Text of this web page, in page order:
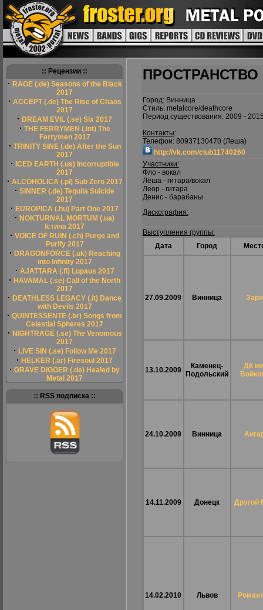
:: Рецензии ::
· RAGE (.de) Seasons of the Black
2017
· ACCEPT (.de) The Rise of Chaos
2017
· DREAM EVIL (.se) Six 2017
· THE FERRYMEN (.int) The
Ferrymen 2017
· TRINITY SINE (.de) After the Sun
2017
· ICED EARTH (.us) Incorruptible
2017
· ALCOHOLICA (.pl) Sub Zero 2017
· SINNER (.de) Tequila Suicide
2017
· EUROPICA (.hu) Part One 2017
· NOKTURNAL MORTUM (.ua)
Істина 2017
· VOICE OF RUIN (.ch) Purge and
Purify 2017
· DRAGONFORCE (.uk) Reaching
into Infinity 2017
· AJATTARA (.fi) Lupaus 2017
· HAVAMAL (.se) Call of the North
2017
· DEATHLESS LEGACY (.it) Dance
with Devils 2017
· QUINTESSENTE (.br) Songs from
Celestial Spheres 2017
· NIGHTRAGE (.se) The Venomous
2017
· LIVE SIN (.se) Follow Me 2017
· HELKER (.ar) Firesoul 2017
· GRAVE DIGGER (.de) Healed by
Metal 2017
:: RSS подписка ::
Город: Винница
Стиль: metalcore/deathcore
Период существования: 2009 -
Контакты:
Телефон: 80937130470 (Леша)
http://vk.com/club11740260
Участники:
Фло - вокал
Лёша - гитара/вокал
Леор - гитара
Денис - барабаны
Дискография:
Выступления группы:
Дата
Город
27.09.2009 Винница Заря
13.10.2009
Каменец-
Подольский
ДК
24.10.2009 Винница
14.11.2009 Донецк Другой
14.02.2010 Львов